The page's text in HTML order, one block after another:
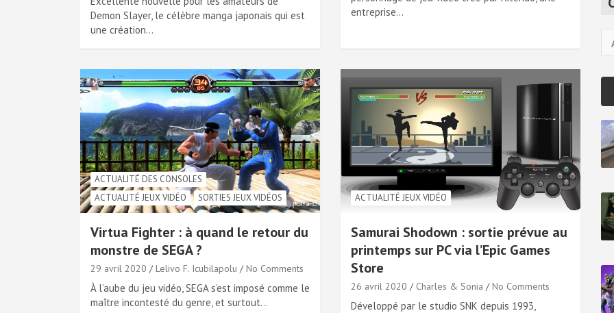
Demon Slayer, le célèbre manga japonais qui est
une création…
entreprise…
ACTUALITÉ DES CONSOLES
ACTUALITÉ JEUX VIDÉO
SORTIES JEUX VIDÉOS
Virtua Fighter : à quand le retour du
monstre de SEGA ?
29 avril 2020 Lelivo F. Icubilapolu No Comments
À l’aube du jeu vidéo, SEGA s’est imposé comme le
maître incontesté du genre, et surtout…
ACTUALITÉ JEUX VIDÉO
Samurai Shodown : sortie prévue au
printemps sur PC via l’Epic Games
Store
26 avril 2020 Charles & Sonia No Comments
Développé par le studio SNK depuis 1993,